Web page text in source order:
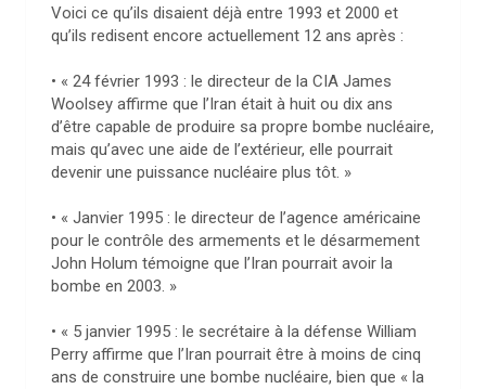
Voici ce qu’ils disaient déjà entre 1993 et 2000 et
qu’ils redisent encore actuellement 12 ans après :
• « 24 février 1993 : le directeur de la CIA James
Woolsey affirme que l’Iran était à huit ou dix ans
d’être capable de produire sa propre bombe nucléaire,
mais qu’avec une aide de l’extérieur, elle pourrait
devenir une puissance nucléaire plus tôt. »
• « Janvier 1995 : le directeur de l’agence américaine
pour le contrôle des armements et le désarmement
John Holum témoigne que l’Iran pourrait avoir la
bombe en 2003. »
• « 5 janvier 1995 : le secrétaire à la défense William
Perry affirme que l’Iran pourrait être à moins de cinq
ans de construire une bombe nucléaire, bien que « la